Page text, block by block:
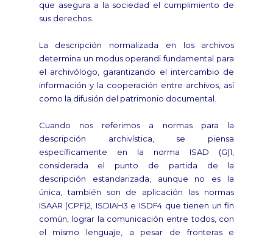
que asegura a la sociedad el cumplimiento de
sus derechos.
La descripción normalizada en los archivos
determina un modus operandi fundamental para
el archivólogo, garantizando el intercambio de
información y la cooperación entre archivos, así
como la difusión del patrimonio documental.
Cuando nos referimos a normas para la
descripción archivística, se piensa
específicamente en la norma ISAD (G)1,
considerada el punto de partida de la
descripción estandarizada, aunque no es la
única, también son de aplicación las normas
ISAAR (CPF)2, ISDIAH3 e ISDF4 que tienen un fin
común, lograr la comunicación entre todos, con
el mismo lenguaje, a pesar de fronteras e